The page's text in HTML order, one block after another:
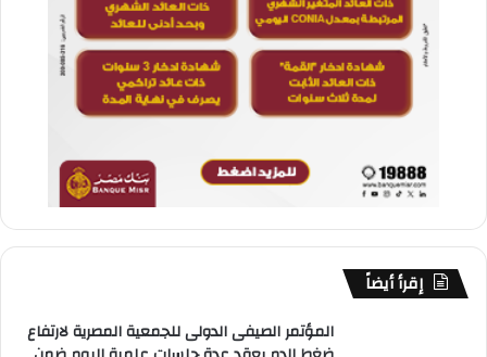
إقرأ أيضاً
المؤتمر الصيفى الدولى للجمعية المصرية لارتفاع